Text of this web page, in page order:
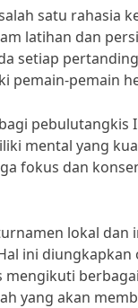
satu rahasia
latihan dan
setiap
pemain-pemain
pebulutangkis
mental yang
fokus dan
lokal
ini
mengikuti
yang akan